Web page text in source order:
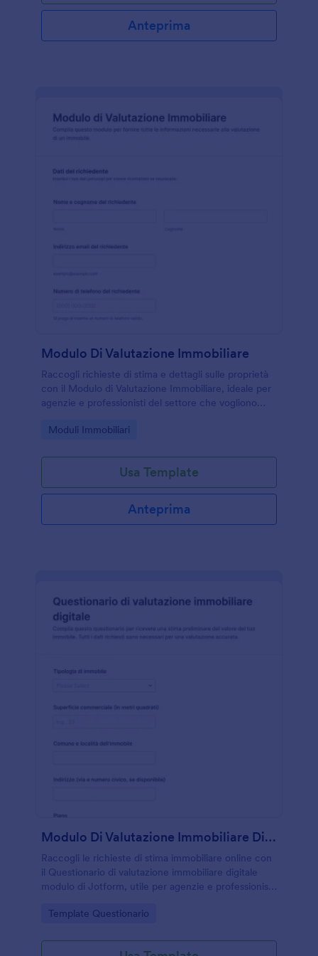
fino all'importo che un deposito cauzionale può
coprire. La rinuncia al deposito cauzionale
garantisce la copertura del rischio che si puo'
fisicamente. Questo modulo può essere caricato su
qualsiasi dispositivo mobile o computer. È disponibile
Con questo modulo è possibile cercare e gestire
eliminare i possibili errori di divulgazione delle
facilmente modificato tramite il Costruttore di
Anteprima
Modulo Di Valutazione Immobiliare
Raccogli richieste di stima e dettagli sulle proprietà
con il Modulo di Valutazione Immobiliare, ideale per
agenzie e professionisti del settore che vogliono
modulo online.
Go to Category:
Moduli Immobiliari
Usa Template
Anteprima
Modulo Di Valutazione Immobiliare Digitale
Raccogli le richieste di stima immobiliare online con
il Questionario di valutazione immobiliare digitale
modulo di Jotform, utile per agenzie e professionisti
rispondere più rapidamente ai potenziali clienti.
Go to Category:
Template Questionario